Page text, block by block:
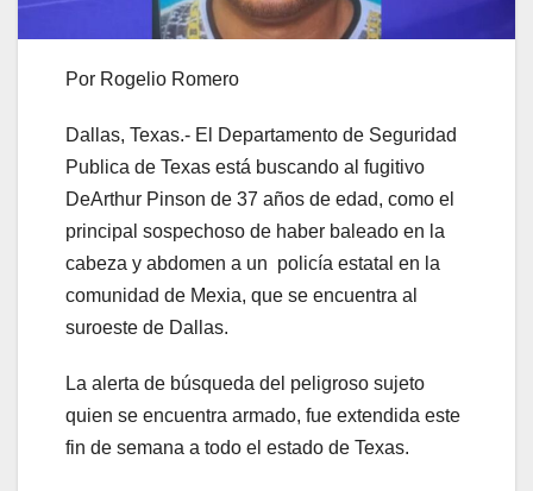
Por Rogelio Romero
Dallas, Texas.- El Departamento de Seguridad
Publica de Texas está buscando al fugitivo
DeArthur Pinson de 37 años de edad, como el
principal sospechoso de haber baleado en la
cabeza y abdomen a un policía estatal en la
comunidad de Mexia, que se encuentra al
suroeste de Dallas.
La alerta de búsqueda del peligroso sujeto
quien se encuentra armado, fue extendida este
fin de semana a todo el estado de Texas.